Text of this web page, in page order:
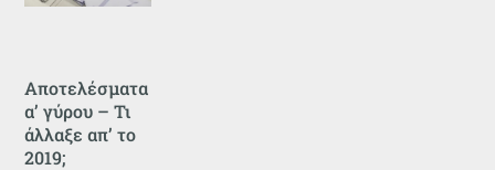
Αποτελέσματα
α’ γύρου – Τι
άλλαξε απ’ το
2019;